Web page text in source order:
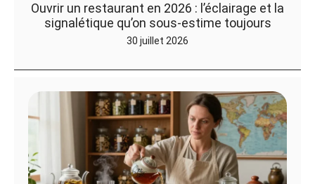
Ouvrir un restaurant en 2026 : l’éclairage et la
signalétique qu’on sous-estime toujours
30 juillet 2026